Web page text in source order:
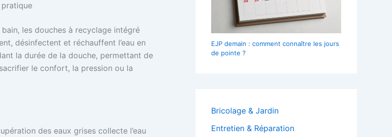
les douches à recyclage intégré
désinfectent et réchauffent l’eau en
la durée de la douche, permettant de
sacrifier le confort, la pression ou la
des eaux grises collecte l’eau
EJP demain : comment connaître les jours
de pointe ?
Bricolage & Jardin
Entretien & Réparation